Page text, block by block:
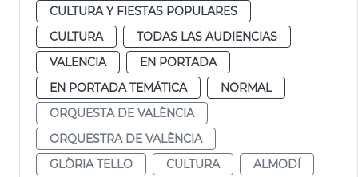
CULTURA Y FIESTAS POPULARES
CULTURA
TODAS LAS AUDIENCIAS
VALENCIA
EN PORTADA
EN PORTADA TEMÁTICA
NORMAL
ORQUESTA DE VALÈNCIA
ORQUESTRA DE VALÈNCIA
GLÒRIA TELLO
CULTURA
ALMODÍ